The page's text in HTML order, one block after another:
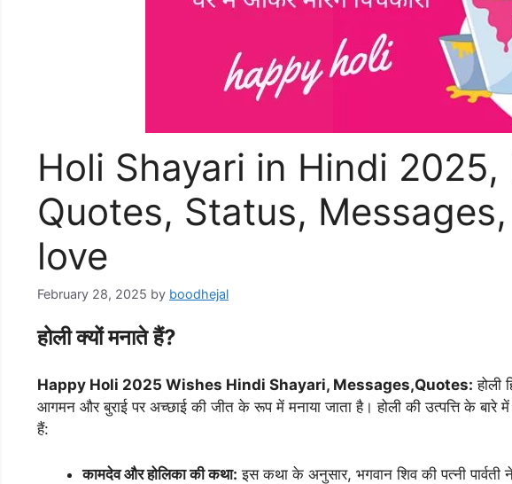
Holi Shayari in Hindi 2025,
Quotes, Status,
love
February 28, 2025 by boodhejal
होली क्यों मनाते हैं?
Happy Holi 2025 Wishes Hindi Shayari, Messages,Quotes: होली
आगमन और बुराई पर अच्छाई की जीत के रूप में मनाया जाता है। होली की उत्पत्ति के बारे
हैं:
कामदेव और होलिका की कथा: इस कथा के अनुसार, भगवान शिव की पत्नी